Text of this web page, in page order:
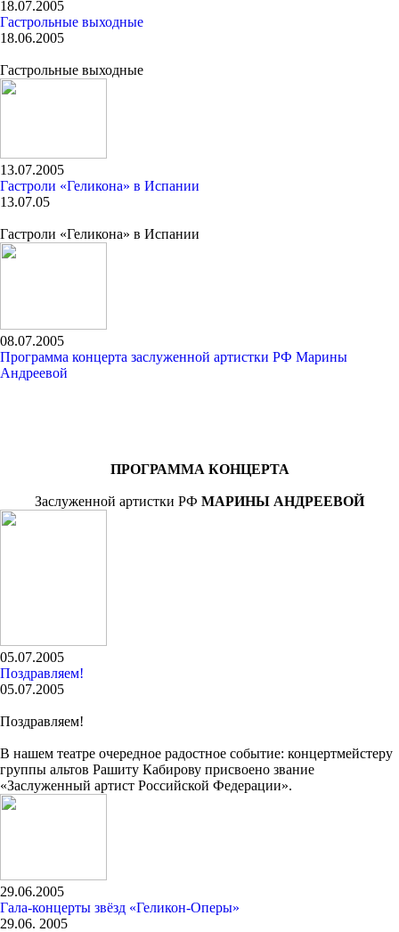
18.07.2005
Гастрольные выходные
18.06.2005
Гастрольные выходные
13.07.2005
Гастроли «Геликона» в Испании
13.07.05
Гастроли «Геликона» в Испании
08.07.2005
Программа концерта заслуженной артистки РФ Марины
Андреевой
ПРОГРАММА КОНЦЕРТА
Заслуженной артистки РФ МАРИНЫ АНДРЕЕВОЙ
05.07.2005
Поздравляем!
05.07.2005
Поздравляем!
В нашем театре очередное радостное событие: концертмейстеру
группы альтов Рашиту Кабирову присвоено звание
«Заслуженный артист Российской Федерации».
29.06.2005
Гала-концерты звёзд «Геликон-Оперы»
29.06. 2005